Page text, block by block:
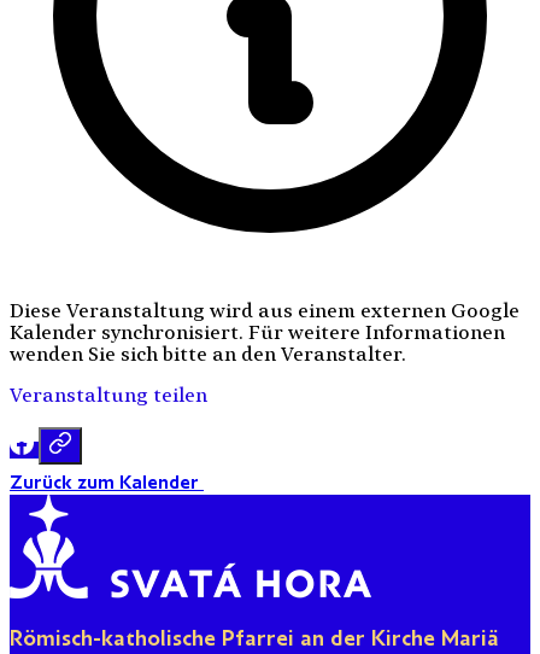
Diese Veranstaltung wird aus einem externen Google
Kalender synchronisiert. Für weitere Informationen
wenden Sie sich bitte an den Veranstalter.
Veranstaltung teilen
Zurück zum Kalender
Römisch-katholische Pfarrei an der Kirche Mariä